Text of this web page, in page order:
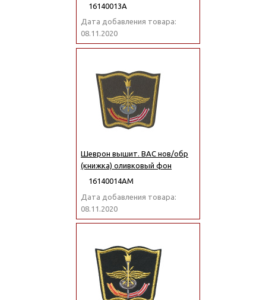
16140013А
Дата добавления товара:
08.11.2020
Шеврон вышит. ВАС нов/обр
(книжка) оливковый фон
16140014АМ
Дата добавления товара:
08.11.2020